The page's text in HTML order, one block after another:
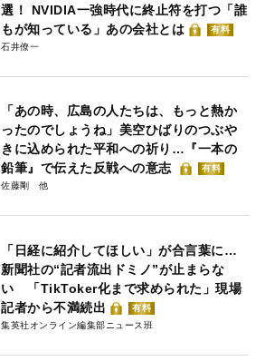
選！ NVIDIA一強時代に終止符を打つ「誰
もが知っている」あの会社とは
有料
石井僚一
「あの時、広島の人たちは、もっと熱か
ったのでしょうね」美空ひばりのつぶや
きに込められた平和への祈り…『一本の
鉛筆』で伝えた反戦への意志
有料
佐藤剛
「日経に紹介してほしい」が合言葉に…
新聞社の“記者流出ドミノ”が止まらな
い 「TikToker化まで求められた」現場
記者から不満続出
有料
集英社オンライン編集部ニュース班